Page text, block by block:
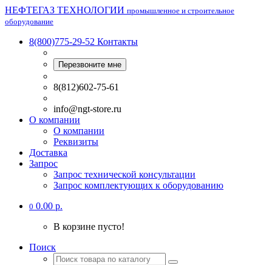
НЕФТЕГАЗ ТЕХНОЛОГИИ промышленное и строительное
оборудование
8(800)775-29-52 Контакты
Перезвоните мне
8(812)602-75-61
info@ngt-store.ru
О компании
О компании
Реквизиты
Доставка
Запрос
Запрос технической консультации
Запрос комплектующих к оборудованию
0 0.00 р.
В корзине пусто!
Поиск